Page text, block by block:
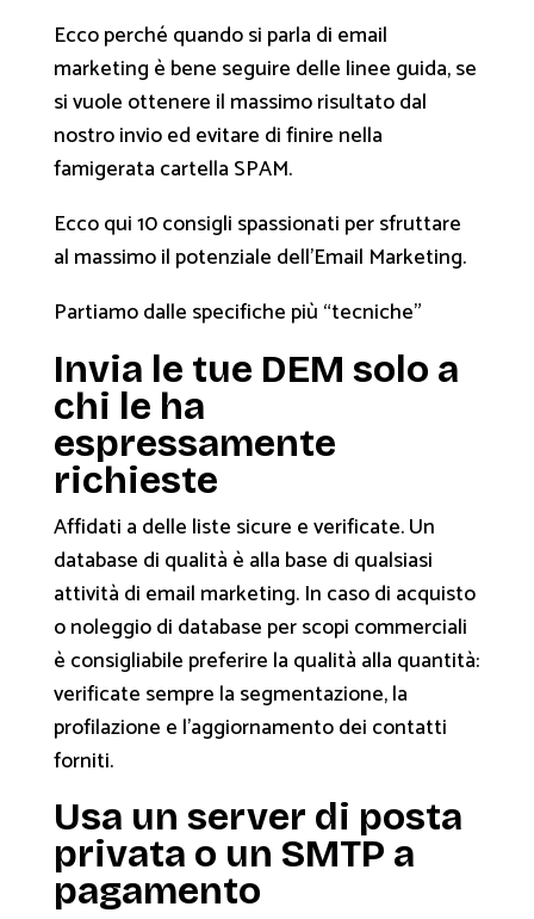
Ecco perché quando si parla di email
marketing è bene seguire delle linee guida, se
si vuole ottenere il massimo risultato dal
nostro invio ed evitare di finire nella
famigerata cartella SPAM.
Ecco qui 10 consigli spassionati per sfruttare
al massimo il potenziale dell’Email Marketing.
Partiamo dalle specifiche più “tecniche”
Invia le tue DEM solo a
chi le ha
espressamente
richieste
Affidati a delle liste sicure e verificate. Un
database di qualità è alla base di qualsiasi
attività di email marketing. In caso di acquisto
o noleggio di database per scopi commerciali
è consigliabile preferire la qualità alla quantità:
verificate sempre la segmentazione, la
profilazione e l’aggiornamento dei contatti
forniti.
Usa un server di posta
privata o un SMTP a
pagamento